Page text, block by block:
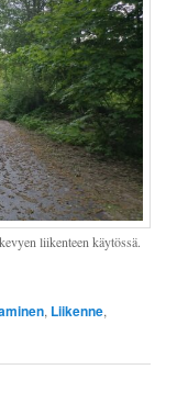
liikenteen käytössä.
, Liikenne,